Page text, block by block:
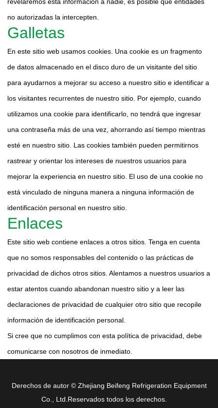
no autorizadas la intercepten.
Galletas
En este sitio web usamos cookies. Una cookie es un fragmento
de datos almacenado en el disco duro de un visitante del sitio
para ayudarnos a mejorar su acceso a nuestro sitio e identificar a
los visitantes recurrentes de nuestro sitio. Por ejemplo, cuando
utilizamos una cookie para identificarlo, no tendrá que ingresar
una contraseña más de una vez, ahorrando así tiempo mientras
esté en nuestro sitio. Las cookies también pueden permitirnos
rastrear y orientar los intereses de nuestros usuarios para
mejorar la experiencia en nuestro sitio. El uso de una cookie no
está vinculado de ninguna manera a ninguna información de
identificación personal en nuestro sitio.
Enlaces
Este sitio web contiene enlaces a otros sitios. Tenga en cuenta
que no somos responsables del contenido o las prácticas de
privacidad de dichos otros sitios. Alentamos a nuestros usuarios a
estar atentos cuando abandonan nuestro sitio y a leer las
declaraciones de privacidad de cualquier otro sitio que recopile
información de identificación personal.
Si cree que no cumplimos con esta política de privacidad, debe
comunicarse con nosotros de inmediato.
Derechos de autor © Zhejiang Beifeng Refrigeration Equipment
Co., Ltd. Reservados todos los derechos.